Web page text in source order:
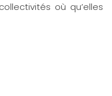
où qu’elles